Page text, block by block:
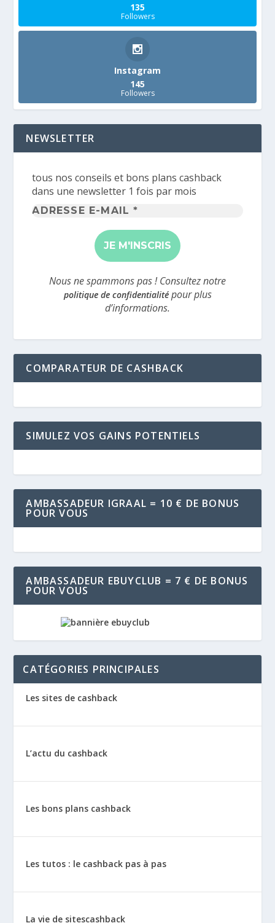
135
Followers
Instagram
145
Followers
NEWSLETTER
tous nos conseils et bons plans cashback
dans une newsletter 1 fois par mois
Adresse
mail
*
Nous ne spammons pas ! Consultez notre
politique de confidentialitépour plus
d’informations.
COMPARATEUR DE CASHBACK
SIMULEZ VOS GAINS POTENTIELS
AMBASSADEUR IGRAAL = 10 € DE BONUS
POUR VOUS
AMBASSADEUR EBUYCLUB = 7 € DE BONUS
POUR VOUS
CATÉGORIES PRINCIPALES
Les sites de cashback
L’actu du cashback
Les bons plans cashback
Les tutos : le cashback pas à pas
La vie de sitescashback